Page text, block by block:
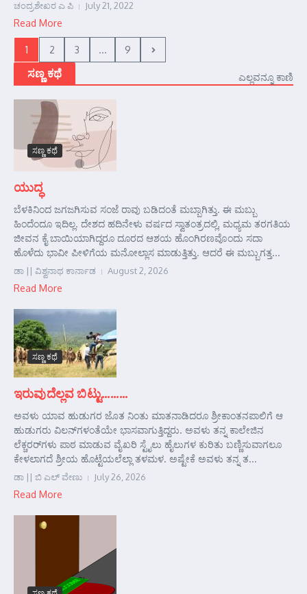
ಚಂದ್ರಶೇಖರ ಎ ಪಿ July 21, 2022
Read More
1 2 3 ... 9
ಸಣ್ಣ ಕಥೆ ಎಲ್ಲವನ್ನೂ ಕಾಣಿ
ಸಣ್ಣ ಕಥೆ
ಯುದ್ಧ
ಬೆಳಕಿನಿಂದ ಜಗಜಗಿಸುವ ಸಂಜೆ ರಾವು ಬಡಿದಂತೆ ಮಬ್ಬಾಗಿತ್ತು. ಈ ಮಬ್ಬು
ಹಿಂದೆಂದೂ ಇದಿಲ್ಲ. ದೇಶದ ಹದಿನೇಳು ವರ್ಷದ ಸ್ವಾತಂತ್ರದಲ್ಲಿ, ಮಧ್ಯಮ ತರಗತಿಯ
ಜೀವನ ಕೈ ಬಾಯಿಯಾಗಿದ್ದರೂ ದೂರದ ಆಶಯ ಹೊಂಗಿರಣವೊಂದು ಸದಾ
ಹೊಳೆದು ಭಾವೀ ಪೀಳಿಗೆಯ ಮನೋಲ್ಲಾಸ ಮಾಡುತ್ತಿತ್ತು. ಆದರೆ ಈ ಮಬ್ಬುಗತ್ತ...
ಡಾ || ವಿಶ್ವನಾಥ ಕಾರ್ನಾಡ August 2, 2026
Read More
ಸಣ್ಣ ಕಥೆ
ಇರುವುದೆಲ್ಲವ ಬಿಟ್ಟು………
ಅವಳು ಯಾವ ಹುಡುಗರ ಜೊತ ನಿಂತು ಮಾತನಾಡಿದರೂ ಶ್ರೀಕಾಂತನಪಾಲಿಗೆ ಆ
ಹುಡುಗರು ವಿಲನ್‌ಗಳಂತೆಯೇ ಭಾಸವಾಗುತ್ತಿದ್ದರು. ಅವಳು ತನ್ನ ಕಾಲೇಜಿನ
ಲೆಕ್ಚರರ್‌ಗಳು ಪಾಠ ಮಾಡುವ ವೈಖರಿ ಸ್ಟೈಲು ಹೈಲುಗಳ ಕುರಿತು ಬಣ್ಣಿಸುವಾಗಲೂ
ಕೇಳಲಾಗದೆ ಶ್ರೀಯ ಹೊಟ್ಟೆಯಲೆಲ್ಲಾ ತಳಮಳ. ಅಷ್ಟೇಕೆ ಅವಳು ತನ್ನ ತ...
ಡಾ || ಬಿ ಎಲ್ ವೇಣು July 26, 2026
Read More